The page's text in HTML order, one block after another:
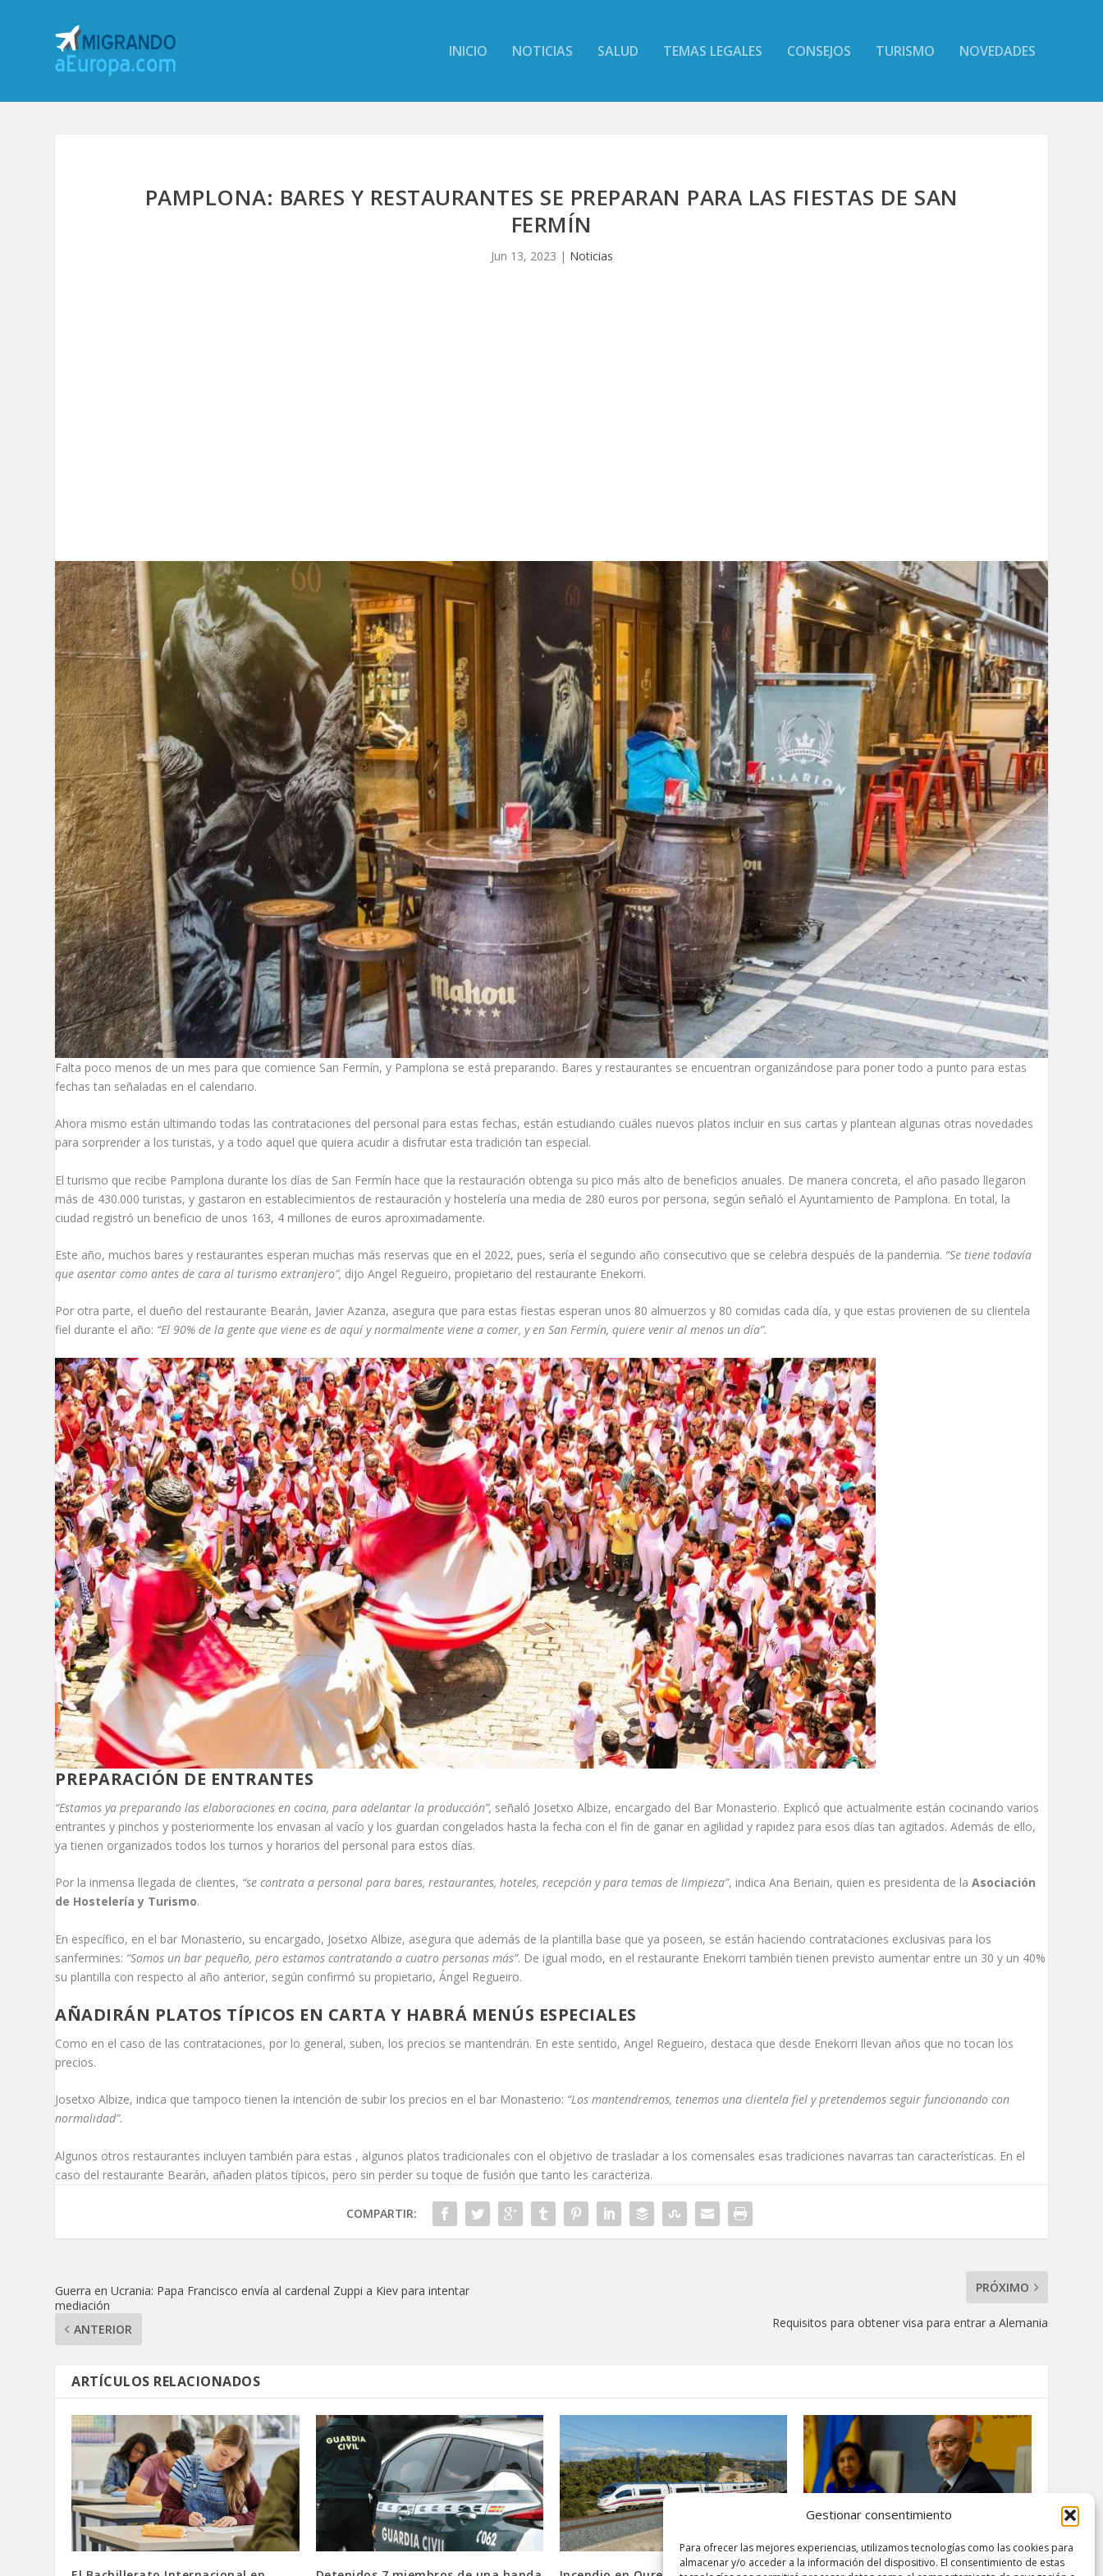
Gestionar consentimiento
Para ofrecer las mejores experiencias, utilizamos tecnologías como las cookies para
almacenar y/o acceder a la información del dispositivo. El consentimiento de estas
INICIO NOTICIAS SALUD TEMAS LEGALES CONSEJOS TURISMO NOVEDADES
PAMPLONA: BARES Y RESTAURANTES SE PREPARAN PARA LAS FIESTAS DE SAN
FERMÍN
Jun 13, 2023 | Noticias
Falta poco menos de un mes para que comience San Fermín, y Pamplona se está preparando. Bares y restaurantes se encuentran organizándose para poner todo a punto para estas
fechas tan señaladas en el calendario.
Ahora mismo están ultimando todas las contrataciones del personal para estas fechas, están estudiando cuáles nuevos platos incluir en sus cartas y plantean algunas otras novedades
para sorprender a los turistas, y a todo aquel que quiera acudir a disfrutar esta tradición tan especial.
El turismo que recibe Pamplona durante los días de San Fermín hace que la restauración obtenga su pico más alto de beneficios anuales. De manera concreta, el año pasado llegaron
más de 430.000 turistas, y gastaron en establecimientos de restauración y hostelería una media de 280 euros por persona, según señaló el Ayuntamiento de Pamplona. En total, la
ciudad registró un beneficio de unos 163, 4 millones de euros aproximadamente.
Este año, muchos bares y restaurantes esperan muchas más reservas que en el 2022, pues, sería el segundo año consecutivo que se celebra después de la pandemia. “Se tiene todavía
que asentar como antes de cara al turismo extranjero”, dijo Angel Regueiro, propietario del restaurante Enekorri.
Por otra parte, el dueño del restaurante Bearán, Javier Azanza, asegura que para estas fiestas esperan unos 80 almuerzos y 80 comidas cada día, y que estas provienen de su clientela
fiel durante el año: “El 90% de la gente que viene es de aquí y normalmente viene a comer, y en San Fermín, quiere venir al menos un día”.
PREPARACIÓN DE ENTRANTES
“Estamos ya preparando las elaboraciones en cocina, para adelantar la producción”, señaló Josetxo Albize, encargado del Bar Monasterio. Explicó que actualmente están cocinando varios
entrantes y pinchos y posteriormente los envasan al vacío y los guardan congelados hasta la fecha con el fin de ganar en agilidad y rapidez para esos días tan agitados. Además de ello,
ya tienen organizados todos los turnos y horarios del personal para estos días.
Por la inmensa llegada de clientes, “se contrata a personal para bares, restaurantes, hoteles, recepción y para temas de limpieza”, indica Ana Beriain, quien es presidenta de laAsociación
de Hostelería y Turismo.
En específico, en el bar Monasterio, su encargado, Josetxo Albize, asegura que además de la plantilla base que ya poseen, se están haciendo contrataciones exclusivas para los
sanfermines: “Somos un bar pequeño, pero estamos contratando a cuatro personas más”. De igual modo, en el restaurante Enekorri también tienen previsto aumentar entre un 30 y un 40%
su plantilla con respecto al año anterior, según confirmó su propietario, Ángel Regueiro.
AÑADIRÁN PLATOS TÍPICOS EN CARTA Y HABRÁ MENÚS ESPECIALES
Como en el caso de las contrataciones, por lo general, suben, los precios se mantendrán. En este sentido, Angel Regueiro, destaca que desde Enekorri llevan años que no tocan los
precios.
Josetxo Albize, indica que tampoco tienen la intención de subir los precios en el bar Monasterio: “Los mantendremos, tenemos una clientela fiel y pretendemos seguir funcionando con
normalidad”.
Algunos otros restaurantes incluyen también para estas , algunos platos tradicionales con el objetivo de trasladar a los comensales esas tradiciones navarras tan características. En el
caso del restaurante Bearán, añaden platos típicos, pero sin perder su toque de fusión que tanto les caracteriza.
COMPARTIR:
Guerra en Ucrania: Papa Francisco envía al cardenal Zuppi a Kiev para intentar
mediación
ANTERIOR
PRÓXIMO
Requisitos para obtener visa para entrar a Alemania
ARTÍCULOS RELACIONADOS